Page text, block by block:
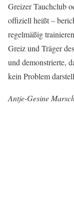
Greizer Tauchclub
offiziell heißt –
regelmäßig
Greiz und Träger
und demonstrierte,
kein Problem
Antje-Gesine